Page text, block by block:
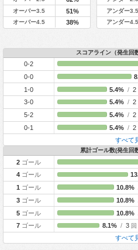
オーバー3.5 51%
オーバー4.5 38%
アンダー3.5
アンダー4.5
スコアライン（発生回
0-2
0-0
1-0 5.4% /2
3-0 5.4% /2
5-2 5.4% /2
0-1 5.4% /2
すべて
累計ゴール数(発生回
2 ゴール
4 ゴール
1 ゴール 10.8%
3 ゴール 10.8%
5 ゴール 10.8%
7 ゴール 8.1% /3 回
すべて